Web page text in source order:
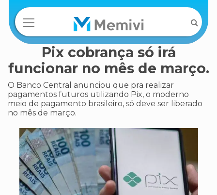
Pix cobrança só irá
funcionar no mês de março.
O Banco Central anunciou que pra realizar
pagamentos futuros utilizando Pix, o moderno
meio de pagamento brasileiro, só deve ser liberado
no mês de março.